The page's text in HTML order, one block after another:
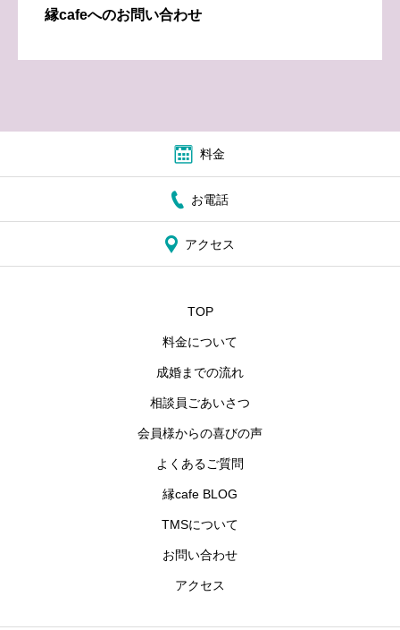
縁cafeへのお問い合わせ
料金
お電話
アクセス
TOP
料金について
成婚までの流れ
相談員ごあいさつ
会員様からの喜びの声
よくあるご質問
縁cafe BLOG
TMSについて
お問い合わせ
アクセス